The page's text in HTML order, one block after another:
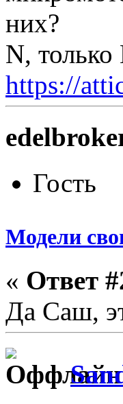
них?
N,
https://
Гость
Модели
« Ответ
Да Саш,